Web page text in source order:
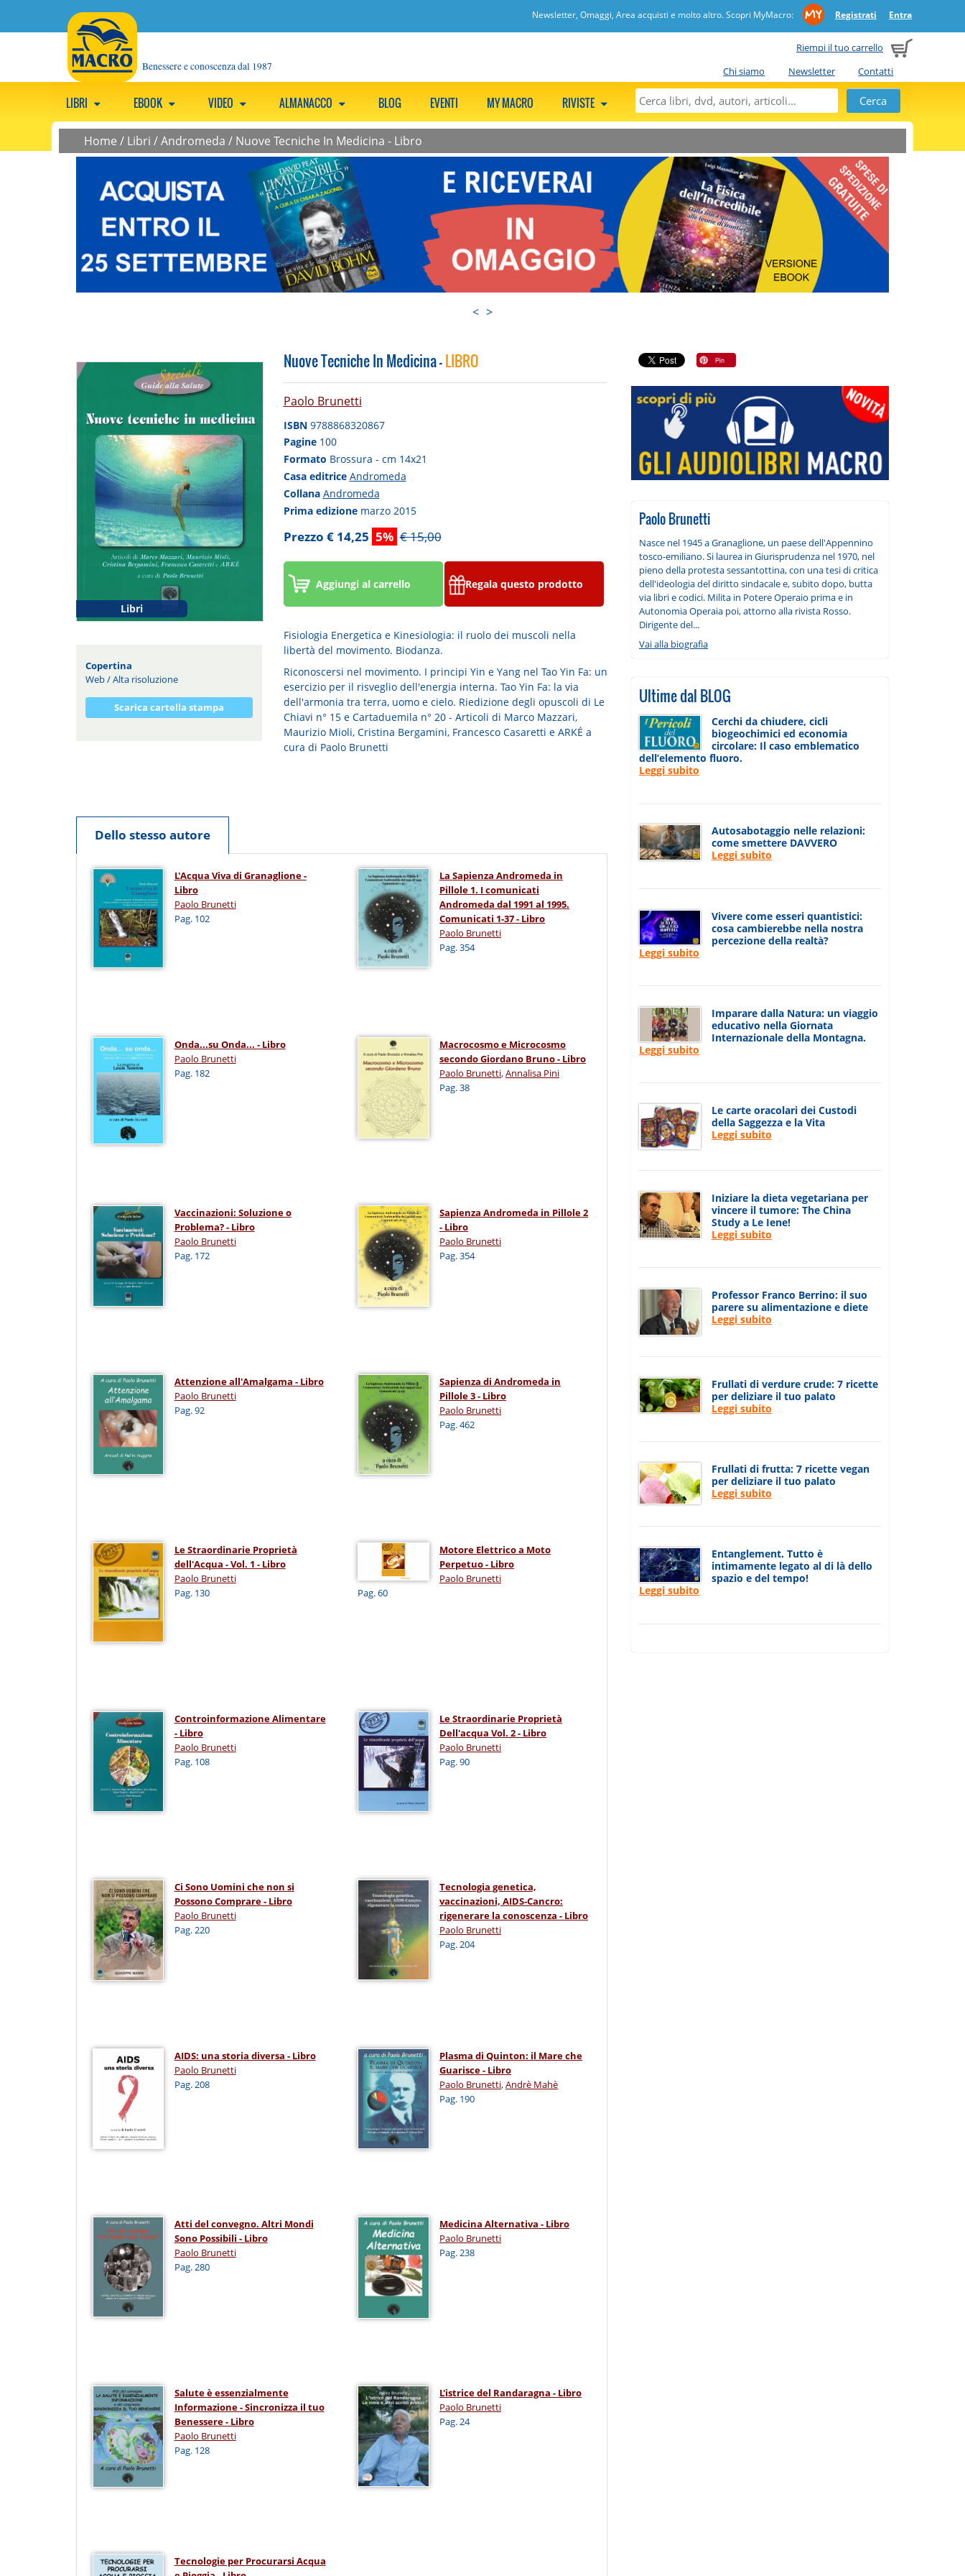
Newsletter, Omaggi, Area acquisti e molto altro. Scopri MyMacro: Registrati Entra
Riempi il tuo carrello
Chi siamo
Newsletter Contatti
Benessere e conoscenza dal 1987
LIBRI EBOOK VIDEO ALMANACCO BLOG EVENTI MY MACRO RIVISTE
Home / Libri /Andromeda / Nuove Tecniche In Medicina - Libro
< >
Libri
Copertina
Web/Alta risoluzione
Scarica cartella stampa
Nuove Tecniche In Medicina -LIBRO
Paolo Brunetti
ISBN 9788868320867
Pagine 100
Formato Brossura - cm 14x21
Casa editrice Andromeda
Collana Andromeda
Prima edizione marzo 2015
Prezzo € 14,25 5% € 15,00
Aggiungi al carrello Regala questo prodotto
Fisiologia Energetica e Kinesiologia: il ruolo dei muscoli nella
libertà del movimento. Biodanza.
Riconoscersi nel movimento. I principi Yin e Yang nel Tao Yin Fa: un
esercizio per il risveglio dell'energia interna. Tao Yin Fa: la via
dell'armonia tra terra, uomo e cielo. Riedizione degli opuscoli di Le
Chiavi n° 15 e Cartaduemila n° 20 - Articoli di Marco Mazzari,
Maurizio Mioli, Cristina Bergamini, Francesco Casaretti e ARKÉ a
cura di Paolo Brunetti
Dello stesso autore
L'Acqua Viva di Granaglione -
Libro
Paolo Brunetti
Pag. 102
La Sapienza Andromeda in
Pillole 1. I comunicati
Andromeda dal 1991 al 1995.
Comunicati 1-37 - Libro
Paolo Brunetti
Pag. 354
Onda...su Onda... - Libro
Paolo Brunetti
Pag. 182
Macrocosmo e Microcosmo
secondo Giordano Bruno - Libro
Paolo Brunetti,Annalisa Pini
Pag. 38
Vaccinazioni: Soluzione o
Problema? - Libro
Paolo Brunetti
Pag. 172
Sapienza Andromeda in Pillole 2
- Libro
Paolo Brunetti
Pag. 354
Attenzione all'Amalgama - Libro
Paolo Brunetti
Pag. 92
Sapienza di Andromeda in
Pillole 3 - Libro
Paolo Brunetti
Pag. 462
Le Straordinarie Proprietà
dell'Acqua - Vol. 1 - Libro
Paolo Brunetti
Pag. 130
Motore Elettrico a Moto
Perpetuo - Libro
Paolo Brunetti
Pag. 60
Controinformazione Alimentare
- Libro
Paolo Brunetti
Pag. 108
Le Straordinarie Proprietà
Dell'acqua Vol. 2 - Libro
Paolo Brunetti
Pag. 90
Ci Sono Uomini che non si
Possono Comprare - Libro
Paolo Brunetti
Pag. 220
Tecnologia genetica,
vaccinazioni, AIDS-Cancro:
rigenerare la conoscenza - Libro
Paolo Brunetti
Pag. 204
AIDS: una storia diversa - Libro
Paolo Brunetti
Pag. 208
Plasma di Quinton: il Mare che
Guarisce - Libro
Paolo Brunetti,Andrè Mahè
Pag. 190
Atti del convegno. Altri Mondi
Sono Possibili - Libro
Paolo Brunetti
Pag. 280
Medicina Alternativa - Libro
Paolo Brunetti
Pag. 238
Salute è essenzialmente
Informazione - Sincronizza il tuo
Benessere - Libro
Paolo Brunetti
Pag. 128
L'istrice del Randaragna - Libro
Paolo Brunetti
Pag. 24
Tecnologie per Procurarsi Acqua
Paolo Brunetti
Nasce nel 1945 a Granaglione, un paese dell'Appennino
tosco-emiliano. Si laurea in Giurisprudenza nel 1970, nel
pieno della protesta sessantottina, con una tesi di critica
dell'ideologia del diritto sindacale e, subito dopo, butta
via libri e codici. Milita in Potere Operaio prima e in
Autonomia Operaia poi, attorno alla rivista Rosso.
Dirigente del...
Vai alla biografia
Ultime dal BLOG
Cerchi da chiudere, cicli
biogeochimici ed economia
circolare: Il caso emblematico
dell’elemento fluoro.
Leggi subito
Autosabotaggio nelle relazioni:
come smettere DAVVERO
Leggi subito
Vivere come esseri quantistici:
cosa cambierebbe nella nostra
percezione della realtà?
Leggi subito
Imparare dalla Natura: un viaggio
educativo nella Giornata
Internazionale della Montagna.
Leggi subito
Le carte oracolari dei Custodi
della Saggezza e la Vita
Leggi subito
Iniziare la dieta vegetariana per
vincere il tumore: The China
Study a Le Iene!
Leggi subito
Professor Franco Berrino: il suo
parere su alimentazione e diete
Leggi subito
Frullati di verdure crude: 7 ricette
per deliziare il tuo palato
Leggi subito
Frullati di frutta: 7 ricette vegan
per deliziare il tuo palato
Leggi subito
Entanglement. Tutto è
intimamente legato al di là dello
spazio e del tempo!
Leggi subito